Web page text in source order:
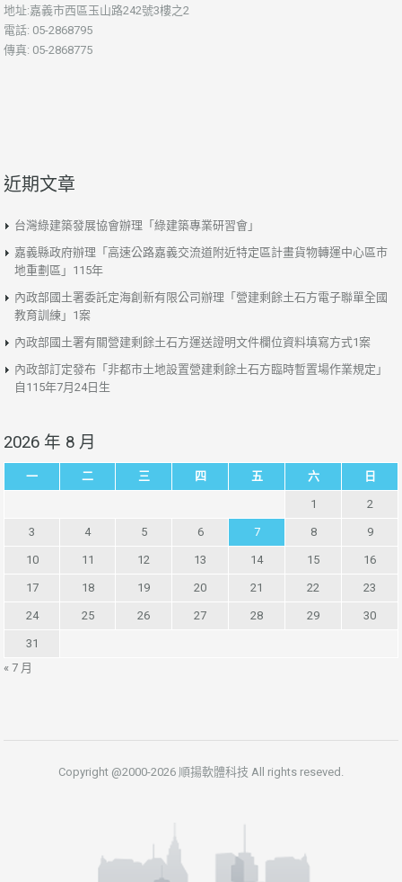
地址:嘉義市西區玉山路242號3樓之2
電話: 05-2868795
傳真: 05-2868775
近期文章
台灣綠建築發展協會辦理「綠建築專業研習會」
嘉義縣政府辦理「高速公路嘉義交流道附近特定區計畫貨物轉運中心區市
地重劃區」115年
內政部國土署委託定海創新有限公司辦理「營建剩餘土石方電子聯單全國
教育訓練」1案
內政部國土署有關營建剩餘土石方運送證明文件欄位資料填寫方式1案
內政部訂定發布「非都市土地設置營建剩餘土石方臨時暫置場作業規定」
自115年7月24日生
2026 年 8 月
一 二 三 四 五 六 日
1 2
3 4 5 6 7 8 9
10 11 12 13 14 15 16
17 18 19 20 21 22 23
24 25 26 27 28 29 30
31
« 7 月
Copyright @2000-2026 順揚軟體科技 All rights reseved.